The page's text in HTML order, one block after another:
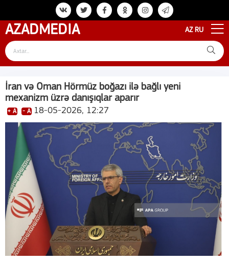
AZADMEDIA AZ RU
İran və Oman Hörmüz boğazı ilə bağlı yeni
mexanizm üzrə danışıqlar aparır
+ A - A 18-05-2026, 12:27